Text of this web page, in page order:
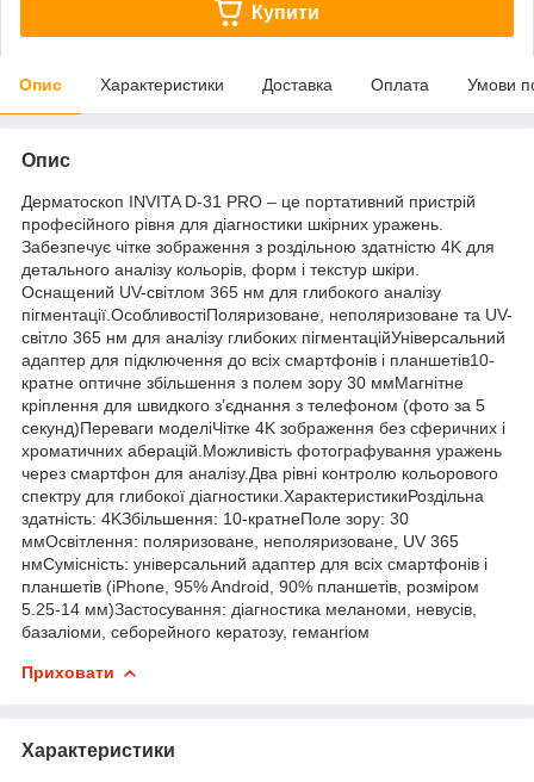
Купити
Опис Характеристики Доставка Оплата Умови
Опис
Дерматоскоп INVITA D-31 PRO – це портативний пристрій
професійного рівня для діагностики шкірних уражень.
Забезпечує чітке зображення з роздільною здатністю 4K для
детального аналізу кольорів, форм і текстур шкіри.
Оснащений UV-світлом 365 нм для глибокого аналізу
пігментації.ОсобливостіПоляризоване, неполяризоване та UV-
світло 365 нм для аналізу глибоких пігментаційУніверсальний
адаптер для підключення до всіх смартфонів і планшетів10-
кратне оптичне збільшення з полем зору 30 ммМагнітне
кріплення для швидкого з’єднання з телефоном (фото за 5
секунд)Переваги моделіЧітке 4K зображення без сферичних і
хроматичних аберацій.Можливість фотографування уражень
через смартфон для аналізу.Два рівні контролю кольорового
спектру для глибокої діагностики.ХарактеристикиРоздільна
здатність: 4KЗбільшення: 10-кратнеПоле зору: 30
ммОсвітлення: поляризоване, неполяризоване, UV 365
нмСумісність: універсальний адаптер для всіх смартфонів і
планшетів (iPhone, 95% Android, 90% планшетів, розміром
5.25-14 мм)Застосування: діагностика меланоми, невусів,
базаліоми, себорейного кератозу, гемангіом
Приховати
Характеристики